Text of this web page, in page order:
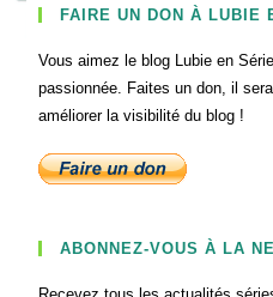
FAIRE UN DON À LUBIE
Vous aimez le blog Lubie en
passionnée. Faites un don, il
améliorer la visibilité du blog !
ABONNEZ-VOUS À LA